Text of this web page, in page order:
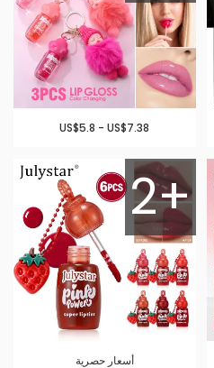
US$5.8 - US$7.38
2+
أسعار حصرية